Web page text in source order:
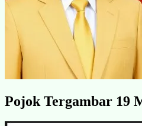
Pojok Tergambar 19